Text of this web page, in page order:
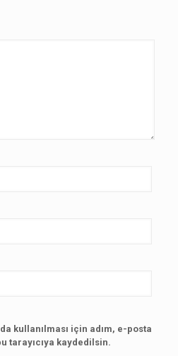
kullanılması için adım, e-posta
tarayıcıya kaydedilsin.